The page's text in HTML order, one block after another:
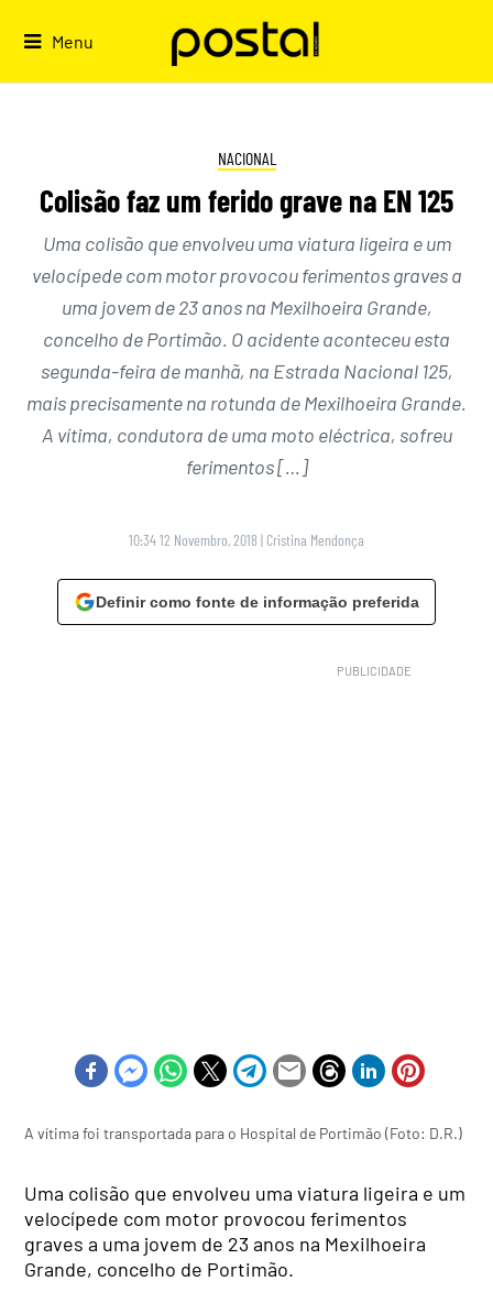
Menu
NACIONAL
Colisão faz um ferido grave na EN 125
Uma colisão que envolveu uma viatura ligeira e um
velocípede com motor provocou ferimentos graves a
uma jovem de 23 anos na Mexilhoeira Grande,
concelho de Portimão. O acidente aconteceu esta
segunda-feira de manhã, na Estrada Nacional 125,
mais precisamente na rotunda de Mexilhoeira Grande.
A vítima, condutora de uma moto eléctrica, sofreu
ferimentos […]
10:34 12 Novembro, 2018 | Cristina Mendonça
Definir como fonte de informação preferida
A vítima foi transportada para o Hospital de Portimão (Foto: D.R.)
Uma colisão que envolveu uma viatura ligeira e um
velocípede com motor provocou ferimentos
graves a uma jovem de 23 anos na Mexilhoeira
Grande, concelho de Portimão.